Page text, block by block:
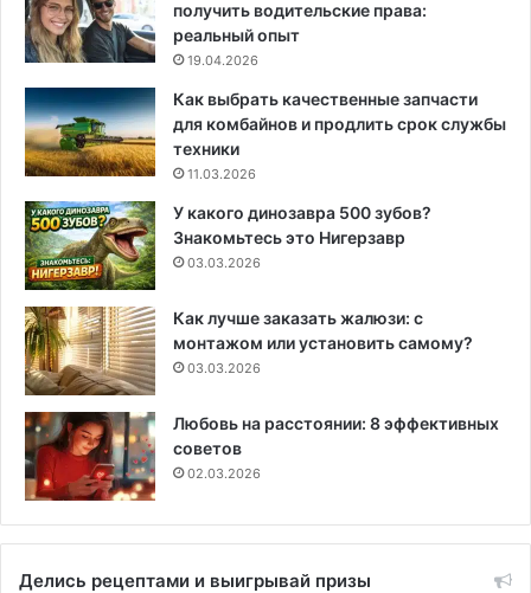
получить водительские права:
реальный опыт
19.04.2026
Как выбрать качественные запчасти
для комбайнов и продлить срок службы
техники
11.03.2026
У какого динозавра 500 зубов?
Знакомьтесь это Нигерзавр
03.03.2026
Как лучше заказать жалюзи: с
монтажом или установить самому?
03.03.2026
Любовь на расстоянии: 8 эффективных
советов
02.03.2026
Делись рецептами и выигрывай призы